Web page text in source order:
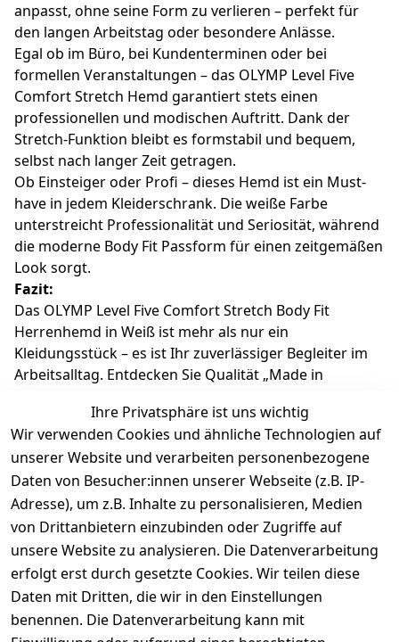
anpasst, ohne seine Form zu verlieren – perfekt für
den langen Arbeitstag oder besondere Anlässe.
Egal ob im Büro, bei Kundenterminen oder bei
formellen Veranstaltungen – das OLYMP Level Five
Comfort Stretch Hemd garantiert stets einen
professionellen und modischen Auftritt. Dank der
Stretch-Funktion bleibt es formstabil und bequem,
selbst nach langer Zeit getragen.
Ob Einsteiger oder Profi – dieses Hemd ist ein Must-
have in jedem Kleiderschrank. Die weiße Farbe
unterstreicht Professionalität und Seriosität, während
die moderne Body Fit Passform für einen zeitgemäßen
Look sorgt.
Fazit:
Das OLYMP Level Five Comfort Stretch Body Fit
Herrenhemd in Weiß ist mehr als nur ein
Kleidungsstück – es ist Ihr zuverlässiger Begleiter im
Arbeitsalltag. Entdecken Sie Qualität „Made in
perfekten Zusammenspiel aus Komfort, Langlebigkeit
und Stil.
Ihre Privatsphäre ist uns wichtig
Wir verwenden Cookies und ähnliche Technologien auf
unserer Website und verarbeiten personenbezogene
Daten von Besucher:innen unserer Webseite (z.B. IP-
Adresse), um z.B. Inhalte zu personalisieren, Medien
von Drittanbietern einzubinden oder Zugriffe auf
unsere Website zu analysieren. Die Datenverarbeitung
erfolgt erst durch gesetzte Cookies. Wir teilen diese
Daten mit Dritten, die wir in den Einstellungen
benennen. Die Datenverarbeitung kann mit